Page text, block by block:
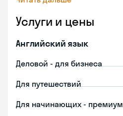
Услуги и цены
Английский язык
Деловой - для бизнеса
Для путешествий
Для начинающих - премиум